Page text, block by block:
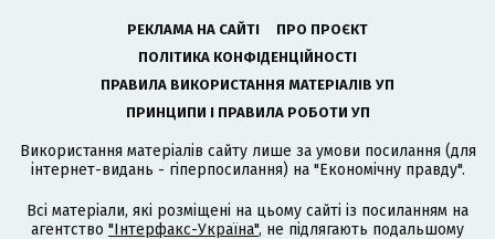
РЕКЛАМА НА САЙТІ
ПРО ПРОЄКТ
ПОЛІТИКА КОНФІДЕНЦІЙНОСТІ
ПРАВИЛА ВИКОРИСТАННЯ МАТЕРІАЛІВ УП
ПРИНЦИПИ І ПРАВИЛА РОБОТИ УП
Використання матеріалів сайту лише за умови посилання (для
інтернет-видань - гіперпосилання) на "Економічну правду".
Всі матеріали, які розміщені на цьому сайті із посиланням на
агентство "Інтерфакс-Україна", не підлягають подальшому